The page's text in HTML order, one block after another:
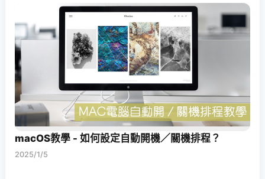
macOS教學 - 如何設定自動開機／關機排程？
2025/1/5